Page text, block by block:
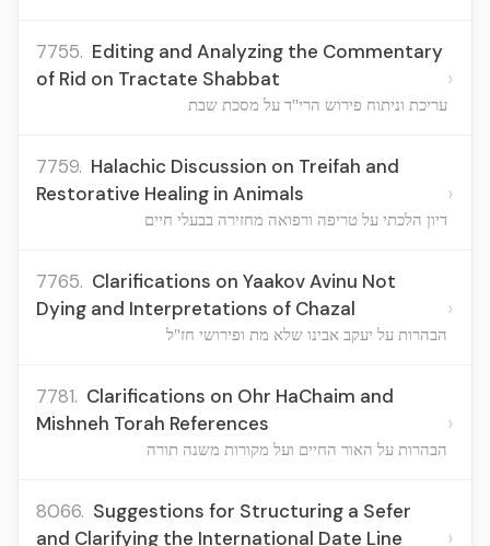
7755. Editing and Analyzing the Commentary
of Rid on Tractate Shabbat
עריכת וניתוח פירוש הרי"ד על מסכת שבת
›
7759. Halachic Discussion on Treifah and
Restorative Healing in Animals
דיון הלכתי על טריפה ורפואה מחזירה בבעלי חיים
›
7765. Clarifications on Yaakov Avinu Not
Dying and Interpretations of Chazal
הבהרות על יעקב אבינו שלא מת ופירושי חז"ל
›
7781. Clarifications on Ohr HaChaim and
Mishneh Torah References
הבהרות על האור החיים ועל מקורות משנה תורה
›
8066. Suggestions for Structuring a Sefer
and Clarifying the International Date Line
›